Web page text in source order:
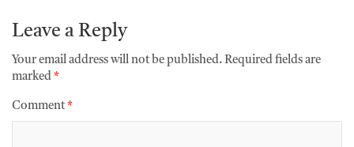
Leave a Reply
Your email address will not be published. Required fields are
marked *
Comment *